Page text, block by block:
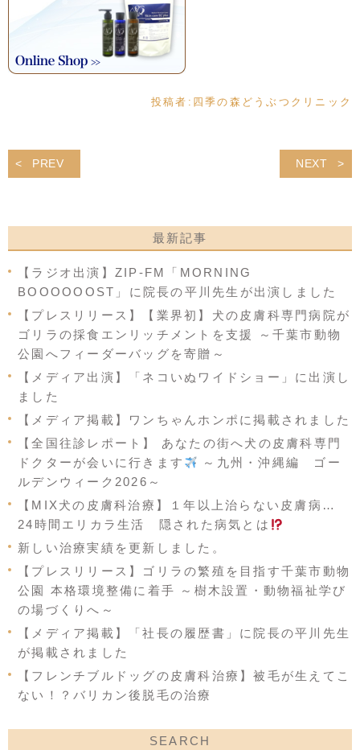
投稿者: 四季の森どうぶつクリニック
PREV NEXT
最新記事
【ラジオ出演】ZIP-FM「MORNING
BOOOOOOST」に院長の平川先生が出演しました
【プレスリリース】【業界初】犬の皮膚科専門病院が
ゴリラの採食エンリッチメントを支援 ～千葉市動物
公園へフィーダーバッグを寄贈～
【メディア出演】「ネコいぬワイドショー」に出演し
ました
【メディア掲載】ワンちゃんホンポに掲載されました
【全国往診レポート】 あなたの街へ犬の皮膚科専門
ドクターが会いに行きます
～九州・沖縄編 ゴー
ルデンウィーク2026～
【MIX犬の皮膚科治療】１年以上治らない皮膚病…
24時間エリカラ生活 隠された病気とは
新しい治療実績を更新しました。
【プレスリリース】ゴリラの繁殖を目指す千葉市動物
公園 本格環境整備に着手 ～樹木設置・動物福祉学び
の場づくりへ～
【メディア掲載】「社長の履歴書」に院長の平川先生
が掲載されました
【フレンチブルドッグの皮膚科治療】被毛が生えてこ
ない！？バリカン後脱毛の治療
SEARCH